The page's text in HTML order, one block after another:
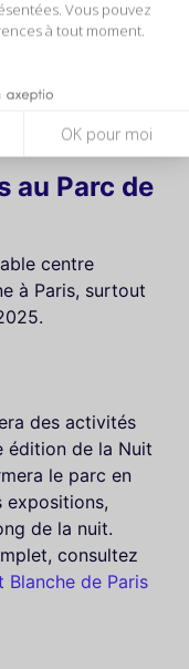
Vous pouvez
à tout moment.
OK pour moi
au Parc de
centre
à Paris, surtout
des activités
édition de la Nuit
le parc en
expositions,
de la nuit.
consultez
de Paris